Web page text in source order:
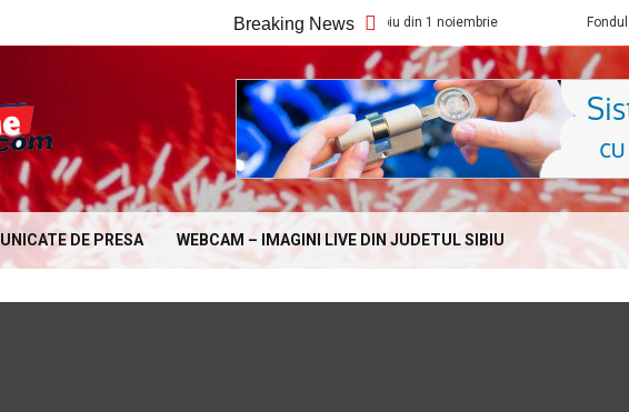
Breaking News
Ce filme noi vedem la Cineplexx Sibiu din 1 noiembrie Fondul Științescu revine cu
SibiuOnline.com
DE PRESA WEBCAM – IMAGINI LIVE DIN JUDETUL SIBIU